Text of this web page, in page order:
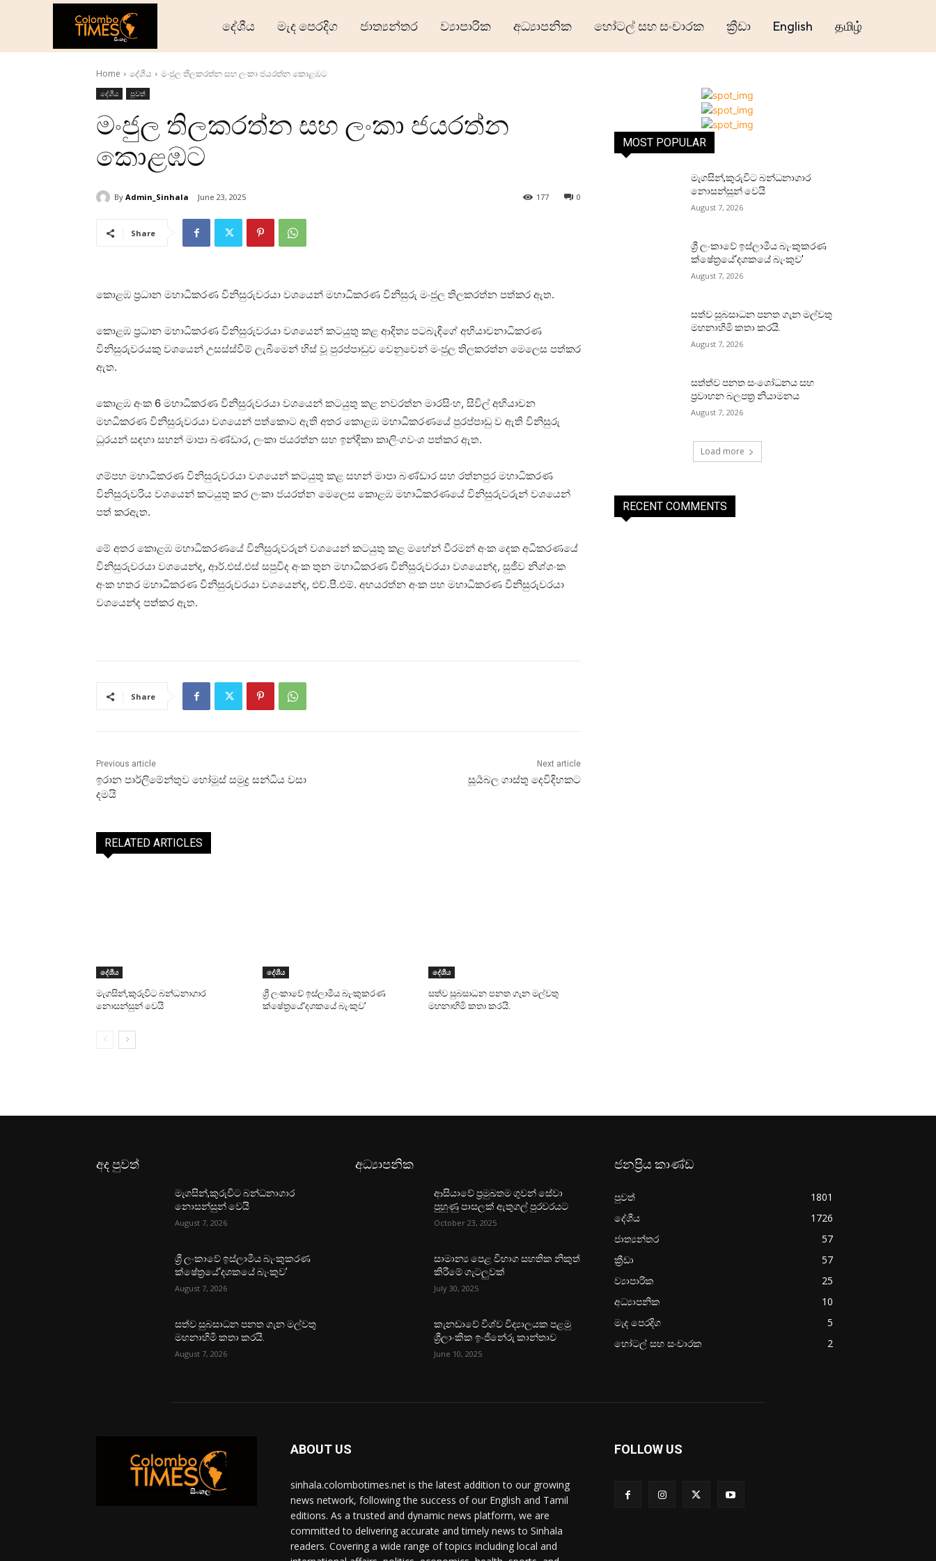
දේශීය මැද පෙරදිග ජාත්‍යන්තර ව්‍යාපාරික අධ්‍යාපනික හෝටල් සහ සංචාරක ක්‍රීඩා English தமிழ்
Home දේශීය මංජුල තිලකරත්න සහ ලංකා ජයරත්න කොළඹට
දේශීය පුවත්
මංජුල තිලකරත්න සහ ලංකා ජයරත්න
කොළඹට
By Admin_Sinhala June 23, 2025 0
177
Share
කොළඹ ප්‍රධාන මහාධිකරණ විනිසුරුවරයා වශයෙන් මහාධිකරණ විනිසුරු මංජුල තිලකරත්න පත්කර ඇත.
කොළඹ ප්‍රධාන මහාධිකරණ විනිසුරුවරයා වශයෙන් කටයුතු කළ ආදිත්‍ය පටබැඳිගේ අභියාචනාධිකරණ
විනිසුරුවරයකු වශයෙන් උසස්ස්වීම් ලැබීමෙන් හිස් වූ පුරප්පාඩුව වෙනුවෙන් මංජුල තිලකරත්න මෙලෙස පත්කර
ඇත.
කොළඹ අංක 6 මහාධිකරණ විනිසුරුවරයා වශයෙන් කටයුතු කළ නවරත්න මාරසිංහ, සිවිල් අභියාචන
මහධිකරණ විනිසුරුවරයා වශයෙන් පත්කොට ඇති අතර කොළඹ මහාධිකරණයේ පුරප්පාඩු ව ඇති විනිසුරු
ධූරයන් සඳහා සහන් මාපා බණ්ඩාර, ලංකා ජයරත්න සහ ඉන්දිකා කාලිංගවංශ පත්කර ඇත.
ගම්පහ මහාධිකරණ විනිසුරුවරයා වශයෙන් කටයුතු කළ සහන් මාපා බණ්ඩාර සහ රත්නපුර මහාධිකරණ
විනිසුරුවරිය වශයෙන් කටයුතු කර ලංකා ජයරත්න මෙලෙස කොළඹ මහාධිකරණයේ විනිසුරුවරුන් වශයෙන්
පත් කරඇත.
මේ අතර කොළඹ මහාධිකරණයේ විනිසුරුවරුන් වශයෙන් කටයුතු කළ මහේන් වීරමන් අංක දෙක අධිකරණයේ
විනිසුරුවරයා වශයෙන්ද, ආර්.එස්.එස් සපුවිද අංක තුන මහාධිකරණ විනිසුරුවරයා වශයෙන්ද, සුජීව නිශ්ශංක
අංක හතර මහාධිකරණ විනිසුරුවරයා වශයෙන්ද, එච්.පී.එම්. අභයරත්න අංක පහ මහාධිකරණ විනිසුරුවරයා
වශයෙන්ද පත්කර ඇත.
Share
Previous article
ඉරාන පාර්ලිමේන්තුව හෝමූස් සමුද්‍ර සන්ධිය වසා
දමයි
Next article
සූර්‍යබල ගාස්තු දෙවිදිහකට
RELATED ARTICLES
දේශීය
මැගසින්,කුරුවිට බන්ධනාගාර
නොසන්සුන් වෙයි
දේශීය
ශ්‍රී ලංකාවේ ඉස්ලාමීය බැංකුකරණ
ක්ෂේත්‍රයේ‘දශකයේ බැංකුව’
දේශීය
සත්ව සුබසාධන පනත ගැන මල්වතු
මහනාහිමි කතා කරයි.
MOST POPULAR
මැගසින්,කුරුවිට බන්ධනාගාර
නොසන්සුන් වෙයි
August 7, 2026
ශ්‍රී ලංකාවේ ඉස්ලාමීය බැංකුකරණ
ක්ෂේත්‍රයේ‘දශකයේ බැංකුව’
August 7, 2026
සත්ව සුබසාධන පනත ගැන මල්වතු
මහනාහිමි කතා කරයි.
August 7, 2026
සත්ත්ව පනත සංශෝධනය සහ
ප්‍රවාහන බලපත්‍ර නියාමනය
August 7, 2026
Load more
RECENT COMMENTS
අද පුවත්
මැගසින්,කුරුවිට බන්ධනාගාර
නොසන්සුන් වෙයි
August 7, 2026
ශ්‍රී ලංකාවේ ඉස්ලාමීය බැංකුකරණ
ක්ෂේත්‍රයේ‘දශකයේ බැංකුව’
August 7, 2026
සත්ව සුබසාධන පනත ගැන මල්වතු
මහනාහිමි කතා කරයි.
August 7, 2026
අධ්‍යාපනික
ආසියාවේ ප්‍රමුඛතම ගුවන් සේවා
පුහුණු පාසලක් ඇතුගල් පුරවරයට
October 23, 2025
සාමාන්‍ය පෙළ විභාග සහතික නිකුත්
කිරීමේ ගැටලුවක්
July 30, 2025
කැනඩාවේ විශ්ව විද්‍යාලයක පළමු
ශ්‍රීලාංකික ඉංජිනේරු කාන්තාව
June 10, 2025
ජනප්‍රිය කාණ්ඩ
පුවත්
1801
දේශීය
1726
ජාත්‍යන්තර
57
ක්‍රීඩා
57
ව්‍යාපාරික
25
අධ්‍යාපනික
10
මැද පෙරදිග
5
හෝටල් සහ සංචාරක
2
ABOUT US
sinhala.colombotimes.net is the latest addition to our growing
news network, following the success of our English and Tamil
editions. As a trusted and dynamic news platform, we are
committed to delivering accurate and timely news to Sinhala
readers. Covering a wide range of topics including local and
FOLLOW US